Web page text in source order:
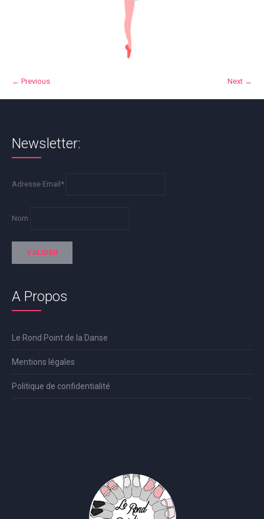
← Previous Next →
Newsletter:
Adresse Email*
Nom
A Propos
Le Rond Point de la Danse
Mentions légales
Politique de confidentialité